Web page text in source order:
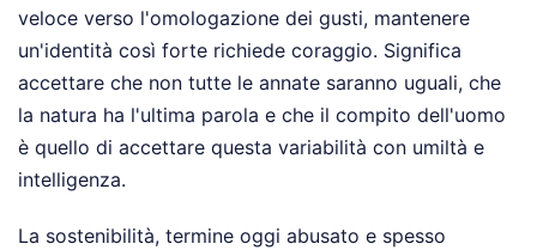
veloce verso l'omologazione dei gusti, mantenere
un'identità così forte richiede coraggio. Significa
accettare che non tutte le annate saranno uguali, che
la natura ha l'ultima parola e che il compito dell'uomo
è quello di accettare questa variabilità con umiltà e
intelligenza.
La sostenibilità, termine oggi abusato e spesso